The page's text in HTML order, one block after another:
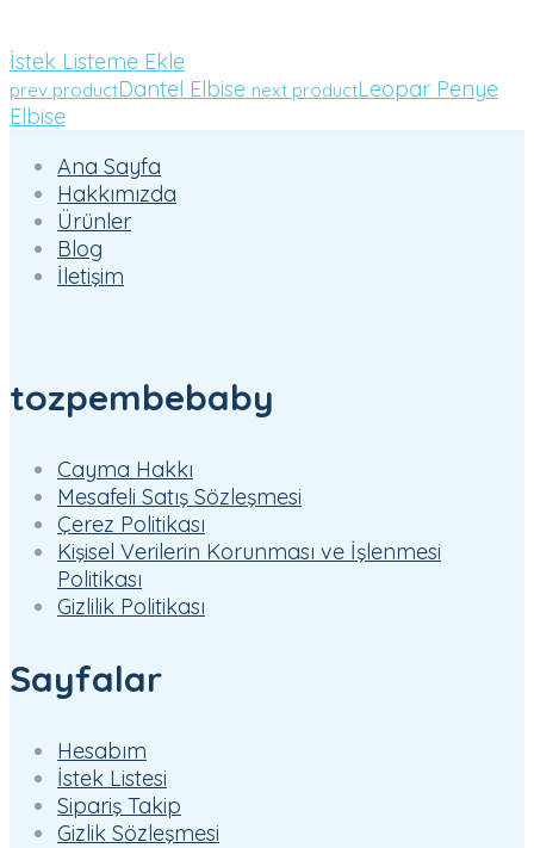
İstek Listeme Ekle
prev productDantel Elbise next productLeopar Penye
Elbise
Ana Sayfa
Hakkımızda
Ürünler
Blog
İletişim
tozpembebaby
Cayma Hakkı
Mesafeli Satış Sözleşmesi
Çerez Politikası
Kişisel Verilerin Korunması ve İşlenmesi
Politikası
Gizlilik Politikası
Sayfalar
Hesabım
İstek Listesi
Sipariş Takip
Gizlik Sözleşmesi